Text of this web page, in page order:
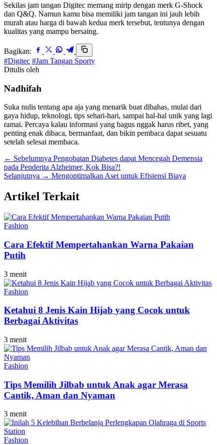
Sekilas jam tangan Digitec memang mirip dengan merk G-Shock
dan Q&Q. Namun kamu bisa memiliki jam tangan ini jauh lebih
murah atau harga di bawah kedua merk tersebut, tentunya dengan
kualitas yang mampu bersaing.
Bagikan:
#Digitec #Jam Tangan Sporty
Ditulis oleh
Nadhifah
Suka nulis tentang apa aja yang menarik buat dibahas, mulai dari
gaya hidup, teknologi, tips sehari-hari, sampai hal-hal unik yang lagi
ramai. Percaya kalau informasi yang bagus nggak harus ribet, yang
penting enak dibaca, bermanfaat, dan bikin pembaca dapat sesuatu
setelah selesai membaca.
← Sebelumnya Pengobatan Diabetes dapat Mencegah Demensia
pada Penderita Alzheimer, Kok Bisa?!
Selanjutnya → Mengoptimalkan Aset untuk Efisiensi Biaya
Artikel Terkait
Fashion
Cara Efektif Mempertahankan Warna Pakaian
Putih
3 menit
Fashion
Ketahui 8 Jenis Kain Hijab yang Cocok untuk
Berbagai Aktivitas
3 menit
Fashion
Tips Memilih Jilbab untuk Anak agar Merasa
Cantik, Aman dan Nyaman
3 menit
Fashion